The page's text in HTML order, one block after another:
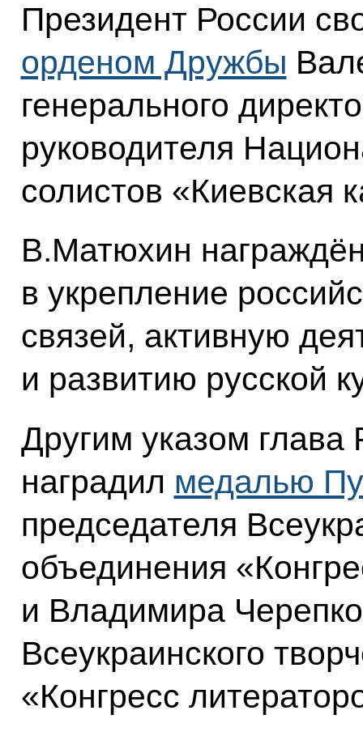
Президент России
орденом Дружбы
генерального
руководителя
солистов «Киевская
В.Матюхин
в укрепление
связей, активную
и развитию русской
Другим указом глава
наградил медалью
председателя
объединения
и Владимира
Всеукраинского
«Конгресс